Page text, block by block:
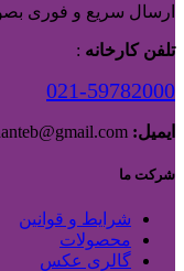
ارسال سریع و فوری
تلفن کارخانه :
021-59782000
ایمیل:
شرکت ما
شرایط و قوانین
محصولات
گالری عکس